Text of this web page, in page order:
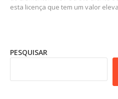
esta licença que tem um valor
PESQUISAR